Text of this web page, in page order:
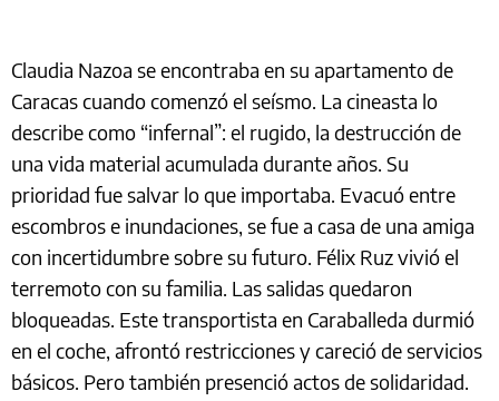
Claudia Nazoa se encontraba en su apartamento de
Caracas cuando comenzó el seísmo. La cineasta lo
describe como “infernal”: el rugido, la destrucción de
una vida material acumulada durante años. Su
prioridad fue salvar lo que importaba. Evacuó entre
escombros e inundaciones, se fue a casa de una amiga
con incertidumbre sobre su futuro. Félix Ruz vivió el
terremoto con su familia. Las salidas quedaron
bloqueadas. Este transportista en Caraballeda durmió
en el coche, afrontó restricciones y careció de servicios
básicos. Pero también presenció actos de solidaridad.